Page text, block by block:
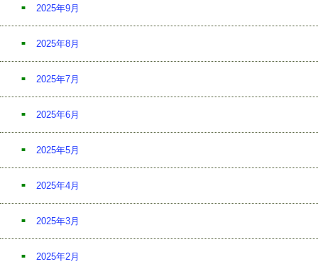
2025年9月
2025年8月
2025年7月
2025年6月
2025年5月
2025年4月
2025年3月
2025年2月